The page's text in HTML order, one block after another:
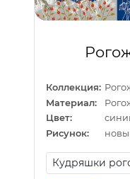
Коллекция:
Материал:
Цвет:
Рисунок: